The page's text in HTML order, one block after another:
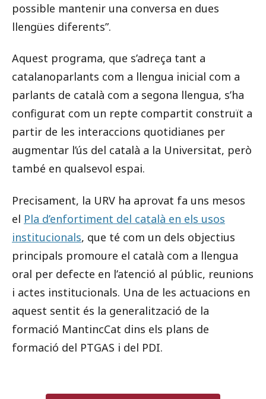
possible mantenir una conversa en dues
llengües diferents”.
Aquest programa, que s’adreça tant a
catalanoparlants com a llengua inicial com a
parlants de català com a segona llengua, s’ha
configurat com un repte compartit construït a
partir de les interaccions quotidianes per
augmentar l’ús del català a la Universitat, però
també en qualsevol espai.
Precisament, la URV ha aprovat fa uns mesos
el Pla d’enfortiment del català en els usos
institucionals, que té com un dels objectius
principals promoure el català com a llengua
oral per defecte en l’atenció al públic, reunions
i actes institucionals. Una de les actuacions en
aquest sentit és la generalització de la
formació MantincCat dins els plans de
formació del PTGAS i del PDI.